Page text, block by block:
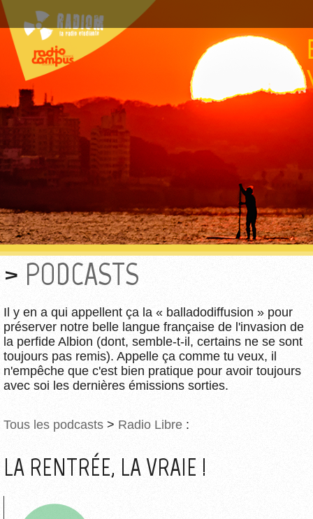
PODCASTS
Il y en a qui appellent ça la « balladodiffusion » pour
préserver notre belle langue française de l'invasion de
la perfide Albion (dont, semble-t-il, certains ne se sont
toujours pas remis). Appelle ça comme tu veux, il
n'empêche que c'est bien pratique pour avoir toujours
avec soi les dernières émissions sorties.
Tous les podcasts > Radio Libre :
LA RENTRÉE, LA VRAIE !